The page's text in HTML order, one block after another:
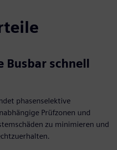
Busbar schnell
phasenselektive
Prüfzonen und
zu minimieren und